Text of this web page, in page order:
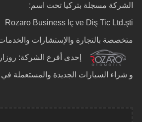
الشركة مسجلة بتركيا تحت اسم:
Rozaro Business Iç ve Diş Tic Ltd.şti
متخصصة بالتجارة والإستشارات
إحدى أفرع الشركة:
و شراء السيارات الجديدة والمستعملة في